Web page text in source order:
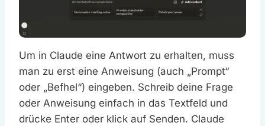
Um in Claude eine Antwort zu erhalten, muss
man zu erst eine Anweisung (auch „Prompt“
oder „Befhel“) eingeben. Schreib deine Frage
oder Anweisung einfach in das Textfeld und
drücke Enter oder klick auf Senden. Claude